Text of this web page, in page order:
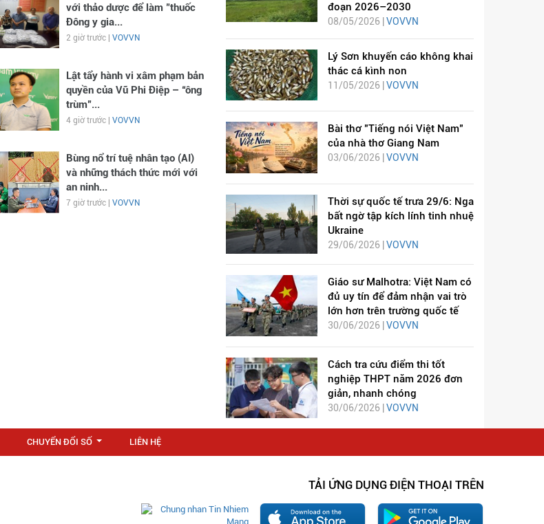
với thảo dược để làm "thuốc
Đông y gia...
2 giờ trước | VOVVN
Lật tẩy hành vi xâm phạm bản
quyền của Vũ Phi Điệp – “ông
trùm”...
4 giờ trước | VOVVN
Bùng nổ trí tuệ nhân tạo (AI)
và những thách thức mới với
an ninh...
7 giờ trước | VOVVN
đoạn 2026–2030
08/05/2026 | VOVVN
Lý Sơn khuyến cáo không khai
thác cá kình non
11/05/2026 | VOVVN
Bài thơ "Tiếng nói Việt Nam"
của nhà thơ Giang Nam
03/06/2026 | VOVVN
Thời sự quốc tế trưa 29/6: Nga
bất ngờ tập kích lính tinh nhuệ
Ukraine
29/06/2026 | VOVVN
Giáo sư Malhotra: Việt Nam có
đủ uy tín để đảm nhận vai trò
lớn hơn trên trường quốc tế
30/06/2026 | VOVVN
Cách tra cứu điểm thi tốt
nghiệp THPT năm 2026 đơn
giản, nhanh chóng
30/06/2026 |VOVVN
CHUYỂN ĐỔI SỐ LIÊN HỆ
TẢI ỨNG DỤNG ĐIỆN THOẠI TRÊN